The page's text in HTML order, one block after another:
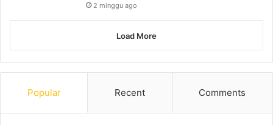
2 minggu ago
Load More
Popular Recent Comments